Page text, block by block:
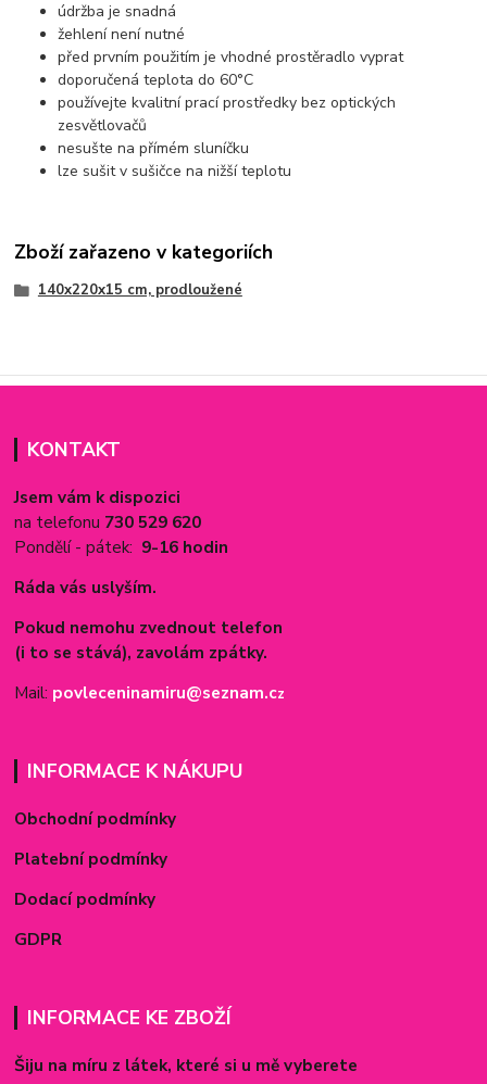
údržba je snadná
žehlení není nutné
před prvním použitím je vhodné prostěradlo vyprat
doporučená teplota do 60°C
používejte kvalitní prací prostředky bez optických
zesvětlovačů
nesušte na přímém sluníčku
lze sušit v sušičce na nižší teplotu
Zboží zařazeno v kategoriích
140x220x15 cm, prodloužené
KONTAKT
Jsem vám k dispozici
na telefonu 730 529 620
Pondělí - pátek: 9-16 hodin
Ráda vás uslyším.
Pokud nemohu zvednout telefon
(i to se stává), zavolám zpátky.
Mail: povleceninamiru@seznam.cz
INFORMACE K NÁKUPU
Obchodní podmínky
Platební podmínky
Dodací podmínky
GDPR
INFORMACE KE ZBOŽÍ
Šiju na míru z látek, které si u mě vyberete